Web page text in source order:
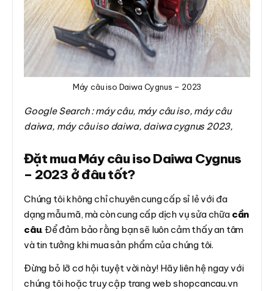
Máy câu iso Daiwa Cygnus – 2023
Google Search : máy câu, máy câu iso, máy câu
daiwa, máy câu iso daiwa, daiwa cygnus 2023,
Đặt mua Máy câu iso Daiwa Cygnus
– 2023 ở đâu tốt?
Chúng tôi không chỉ chuyên cung cấp sỉ lẻ với đa
dạng mẫu mã, mà còn cung cấp dịch vụ sửa chữa cần
câu. Để đảm bảo rằng bạn sẽ luôn cảm thấy an tâm
và tin tưởng khi mua sản phẩm của chúng tôi.
Đừng bỏ lỡ cơ hội tuyệt vời này! Hãy liên hệ ngay với
chúng tôi hoặc truy cập trang web shopcancau.vn